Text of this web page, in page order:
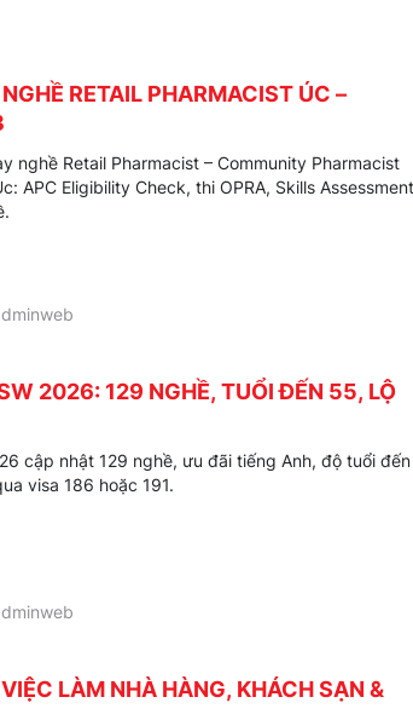
RETAIL PHARMACIST ÚC –
nghề Retail Pharmacist – Community Pharmacist
APC Eligibility Check, thi OPRA, Skills Assessment
2026: 129 NGHỀ, TUỔI ĐẾN 55, LỘ
cập nhật 129 nghề, ưu đãi tiếng Anh, độ tuổi đến
visa 186 hoặc 191.
LÀM NHÀ HÀNG, KHÁCH SẠN &